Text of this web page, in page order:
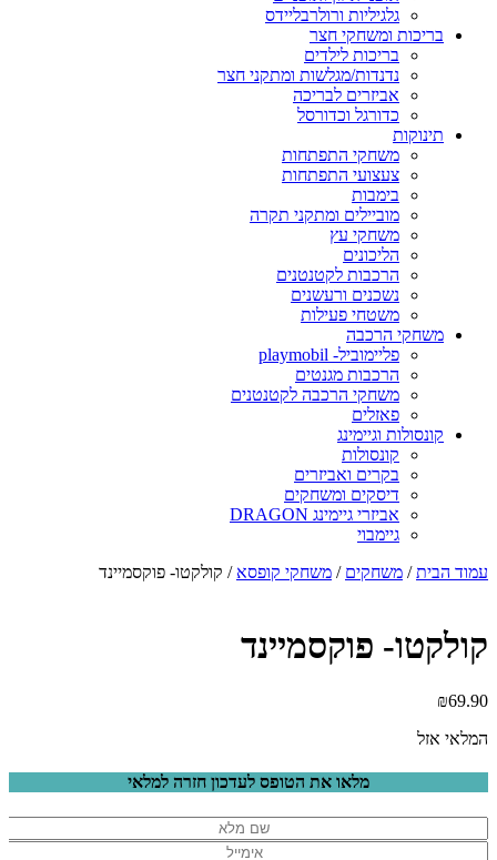
גלגיליות ורולרבליידס
בריכות ומשחקי חצר
בריכות לילדים
נדנדות/מגלשות ומתקני חצר
אביזרים לבריכה
כדורגל וכדורסל
תינוקות
משחקי התפתחות
צעצועי התפתחות
בימבות
מוביילים ומתקני תקרה
משחקי עץ
הליכונים
הרכבות לקטנטנים
נשכנים ורעשנים
משטחי פעילות
משחקי הרכבה
פליימוביל- playmobil
הרכבות מגנטים
משחקי הרכבה לקטנטנים
פאזלים
קונסולות וגיימינג
קונסולות
בקרים ואביזרים
דיסקים ומשחקים
אביזרי גיימינג DRAGON
גיימבוי
עמוד הבית/ משחקים / משחקי קופסא / קולקטו- פוקסמיינד
קולקטו- פוקסמיינד
₪69.90
המלאי אזל
מלאו את הטופס לעדכון חזרה למלאי